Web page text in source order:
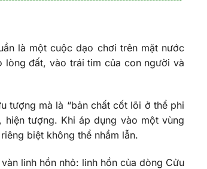
là một cuộc dạo chơi trên mặt nước
lòng đất, vào trái tim của con người và
tượng mà là “bản chất cốt lõi ở thể phi
tượng. Khi áp dụng vào một vùng
biệt không thể nhầm lẫn.
linh hồn nhỏ: linh hồn của dòng Cửu